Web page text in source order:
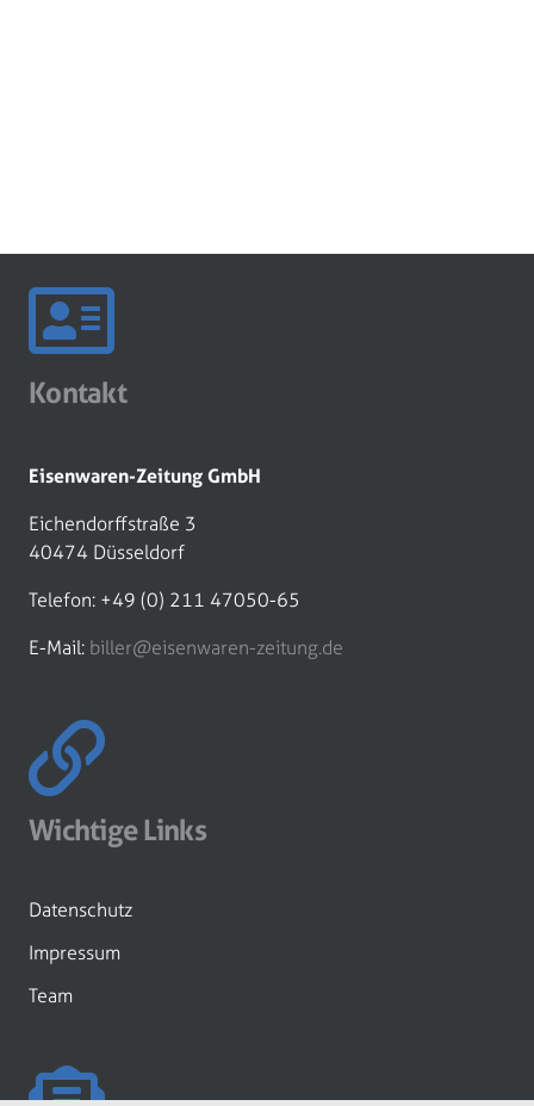
Kontakt
Eisenwaren-Zeitung GmbH
Eichendorffstraße 3
40474 Düsseldorf
Telefon: +49 (0) 211 47050-65
E-Mail: biller@eisenwaren-zeitung.de
Wichtige Links
Datenschutz
Impressum
Team